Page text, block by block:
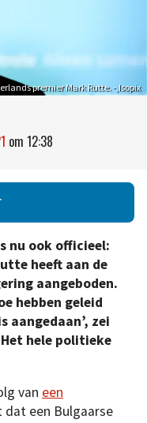
premier Mark Rutte. -,Isopix
om 12:38
nu ook officieel:
heeft aan de
aangeboden.
hebben geleid
aangedaan’, zei
hele politieke
van een
dat een Bulgaarse